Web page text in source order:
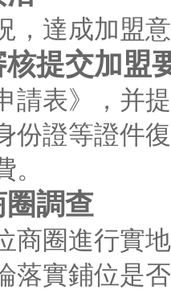
達成加盟意
提交加盟
表》，并提
份證等證件
調查
圈進行實地
落實鋪位是